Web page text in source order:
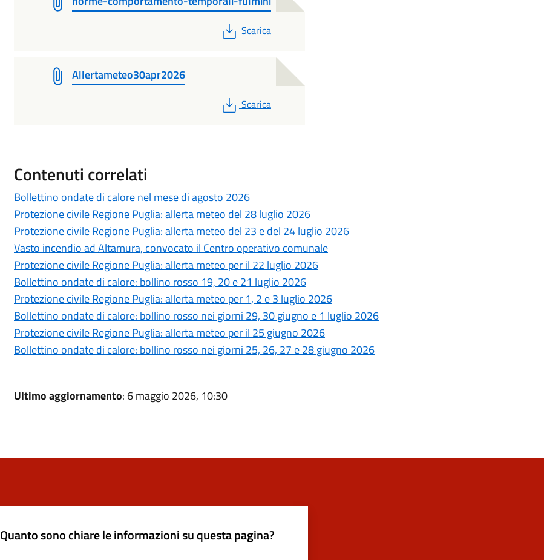
PDF
Scarica
Allertameteo30apr2026
PDF
Scarica
Contenuti correlati
Bollettino ondate di calore nel mese di agosto 2026
Protezione civile Regione Puglia: allerta meteo del 28 luglio 2026
Protezione civile Regione Puglia: allerta meteo del 23 e del 24 luglio 2026
Vasto incendio ad Altamura, convocato il Centro operativo comunale
Protezione civile Regione Puglia: allerta meteo per il 22 luglio 2026
Bollettino ondate di calore: bollino rosso 19, 20 e 21 luglio 2026
Protezione civile Regione Puglia: allerta meteo per 1, 2 e 3 luglio 2026
Bollettino ondate di calore: bollino rosso nei giorni 29, 30 giugno e 1 luglio 2026
Protezione civile Regione Puglia: allerta meteo per il 25 giugno 2026
Bollettino ondate di calore: bollino rosso nei giorni 25, 26, 27 e 28 giugno 2026
Ultimo aggiornamento: 6 maggio 2026, 10:30
Quanto sono chiare le informazioni su questa pagina?